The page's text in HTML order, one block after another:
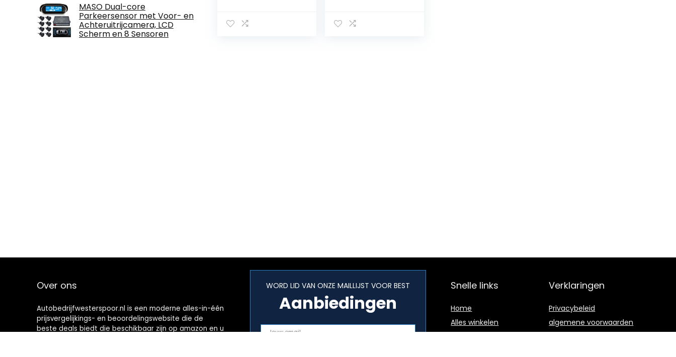
MASO Dual-core
Parkeersensor met Voor- en
Achteruitrijcamera, LCD
Scherm en 8 Sensoren
watt
Over ons
Autobedrijfwesterspoor.nl is een moderne alles-in-één
prijsvergelijkings- en beoordelingswebsite die de
beste deals biedt die beschikbaar zijn op amazon en u
WORD LID VAN ONZE MAILLIJST VOOR BEST
Aanbiedingen
Snelle links
Home
Alles winkelen
Verklaringen
Privacybeleid
algemene voorwaarden